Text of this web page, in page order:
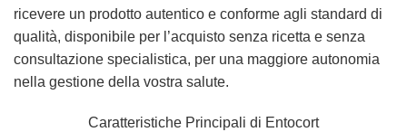
ricevere un prodotto autentico e conforme agli standard di
qualità, disponibile per l’acquisto senza ricetta e senza
consultazione specialistica, per una maggiore autonomia
nella gestione della vostra salute.
Caratteristiche Principali di Entocort